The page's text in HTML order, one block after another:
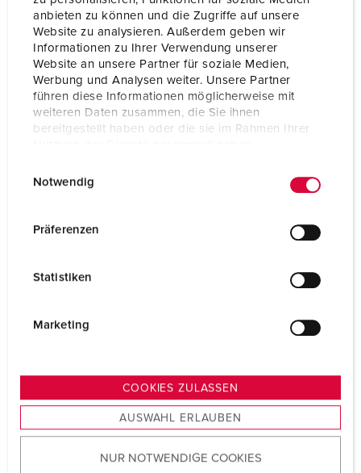
anbieten zu können und die Zugriffe auf unsere
Website zu analysieren. Außerdem geben wir
Informationen zu Ihrer Verwendung unserer
Website an unsere Partner für soziale Medien,
Werbung und Analysen weiter. Unsere Partner
führen diese Informationen möglicherweise mit
weiteren Daten zusammen, die Sie ihnen
bereitgestellt haben oder die sie im Rahmen Ihrer
s
u
Notwendig
Präferenzen
Statistiken
Marketing
COOKIES ZULASSEN
AUSWAHL ERLAUBEN
NUR NOTWENDIGE COOKIES
Technique de raccordement
bornes à vis
ErgoCONTACT®
VERS LE PRODUIT